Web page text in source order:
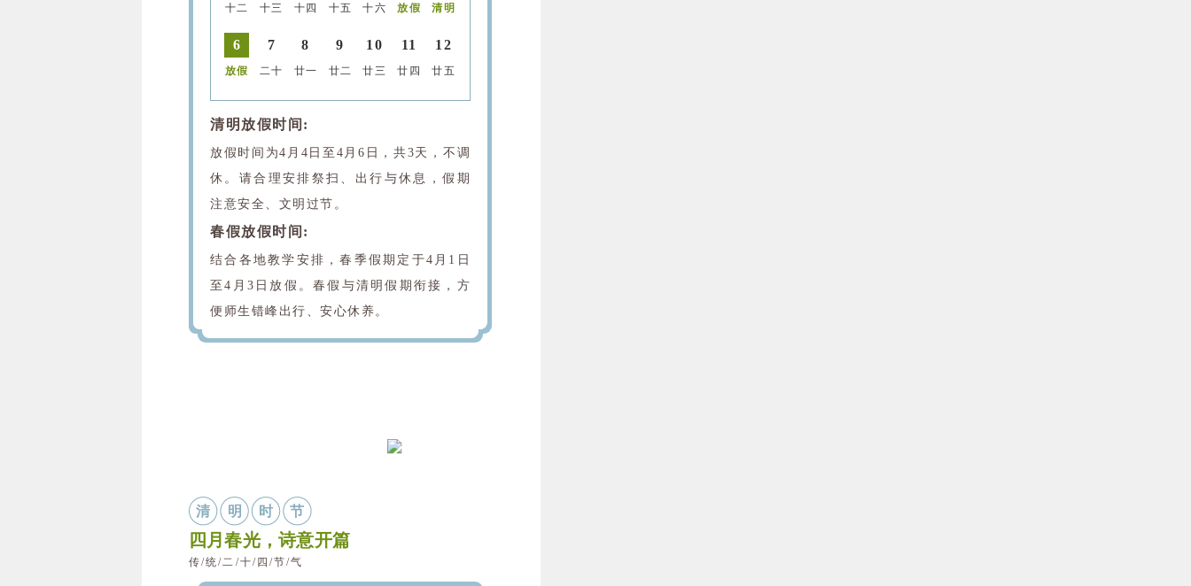
十二 十三 十四 十五 十六 放假 清明
6
放假
7
二十
8
廿一
9
廿二
10
廿三
11
廿四
12
廿五
清明放假时间:
放假时间为4月4日至4月6日，共3天，不调
休。请合理安排祭扫、出行与休息，假期
注意安全、文明过节。
春假放假时间:
结合各地教学安排，春季假期定于4月1日
至4月3日放假。春假与清明假期衔接，方
便师生错峰出行、安心休养。
清 明 时 节
四月春光，诗意开篇
传/统/二/十/四/节/气